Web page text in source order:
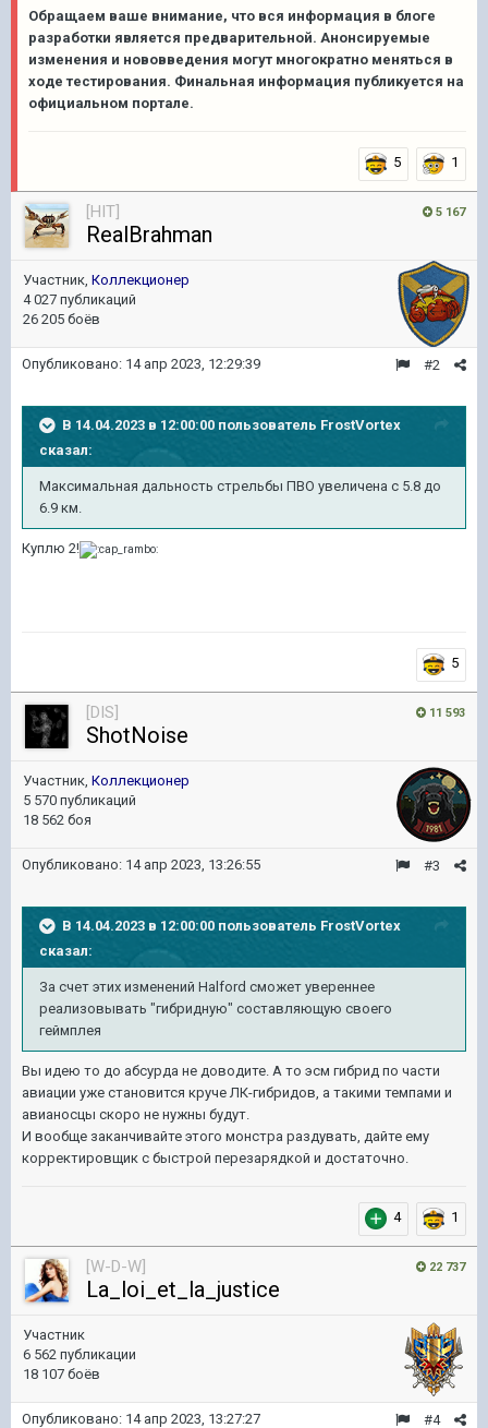
Обращаем ваше внимание, что вся информация в блоге
разработки является предварительной. Анонсируемые
изменения и нововведения могут многократно меняться в
ходе тестирования. Финальная информация публикуется на
официальном портале.
5 1
5 167
[HIT]
RealBrahman
Участник, Коллекционер
4 027 публикаций
26 205 боёв
#2
Опубликовано: 14 апр 2023, 12:29:39
В 14.04.2023 в 12:00:00 пользователь FrostVortex
сказал:
Максимальная дальность стрельбы ПВО увеличена с 5.8 до
6.9 км.
Куплю 2!
5
11 593
[DIS]
ShotNoise
Участник, Коллекционер
5 570 публикаций
18 562 боя
#3
Опубликовано: 14 апр 2023, 13:26:55
В 14.04.2023 в 12:00:00 пользователь FrostVortex
сказал:
За счет этих изменений Halford сможет увереннее
реализовывать "гибридную" составляющую своего
геймплея
Вы идею то до абсурда не доводите. А то эсм гибрид по части
авиации уже становится круче ЛК-гибридов, а такими темпами и
авианосцы скоро не нужны будут.
И вообще заканчивайте этого монстра раздувать, дайте ему
корректировщик с быстрой перезарядкой и достаточно.
4 1
22 737
[W-D-W]
La_loi_et_la_justice
Участник
6 562 публикации
18 107 боёв
#4
Опубликовано: 14 апр 2023, 13:27:27